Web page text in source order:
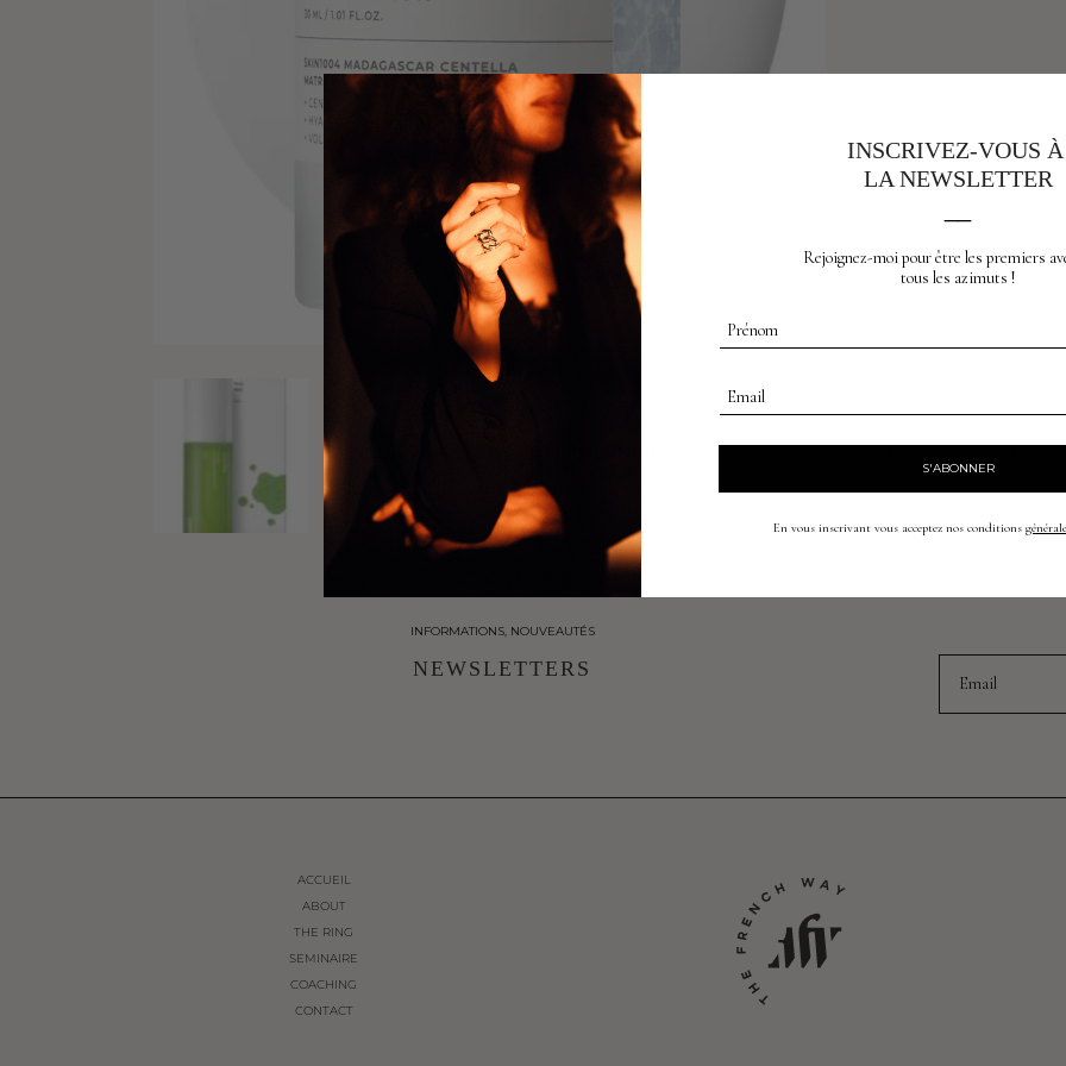
CELIMAX – THE REAL NONI ENERGY
SKIN1004 – RETINOL
INFORMATIONS, NOUVEAUTÉS
NEWSLETTERS
ACCUEIL
ABOUT
THE RING
SEMINAIRE
COACHING
CONTACT
INSCRIVEZ-VOUS À
LA NEWSLETTER
Rejoignez-moi pour être les premiers
tous les azimuts !
Prénom
Email
S'ABONNER
En vous inscrivant vous acceptez nos conditions